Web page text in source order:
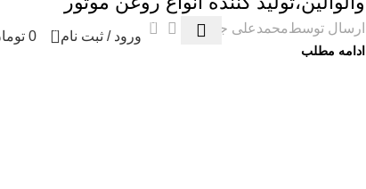
ورود / ثبت نام 0
0
ارسال توسطمحمدعلی جواهری 0
ادامه مطلب